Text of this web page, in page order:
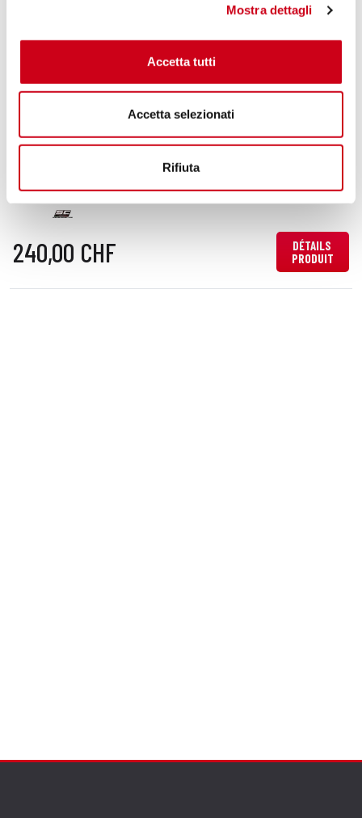
Mostra dettagli
Accetta tutti
Accetta selezionati
Rifiuta
réseau de protection
Protection thermique en fibre de
carbone
240,00 CHF
DÉTAILS
PRODUIT